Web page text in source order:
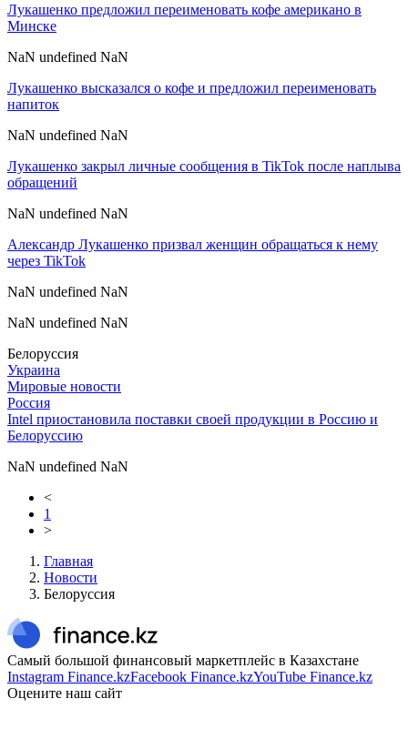
Лукашенко предложил переименовать кофе американо в
Минске
NaN undefined NaN
Лукашенко высказался о кофе и предложил переименовать
напиток
NaN undefined NaN
Лукашенко закрыл личные сообщения в TikTok после наплыва
обращений
NaN undefined NaN
Александр Лукашенко призвал женщин обращаться к нему
через TikTok
NaN undefined NaN
NaN undefined NaN
Белоруссия
Украина
Мировые новости
Россия
Intel приостановила поставки своей продукции в Россию и
Белоруссию
NaN undefined NaN
<
1
>
Главная
Новости
Белоруссия
Самый большой финансовый маркетплейс в Казахстане
Instagram Finance.kzFacebook Finance.kzYouTube Finance.kz
Оцените наш сайт